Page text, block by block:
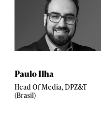
Paulo Ilha
Head Of Media, DPZ&T
(Brasil)